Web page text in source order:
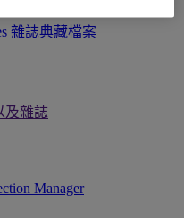
雜誌典藏檔案
及雜誌
Manager